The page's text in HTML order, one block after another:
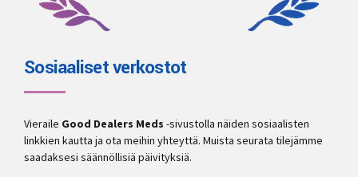
Sosiaaliset verkostot
Vieraile Good Dealers Meds -sivustolla näiden sosiaalisten
linkkien kautta ja ota meihin yhteyttä. Muista seurata tilejämme
saadaksesi säännöllisiä päivityksiä.